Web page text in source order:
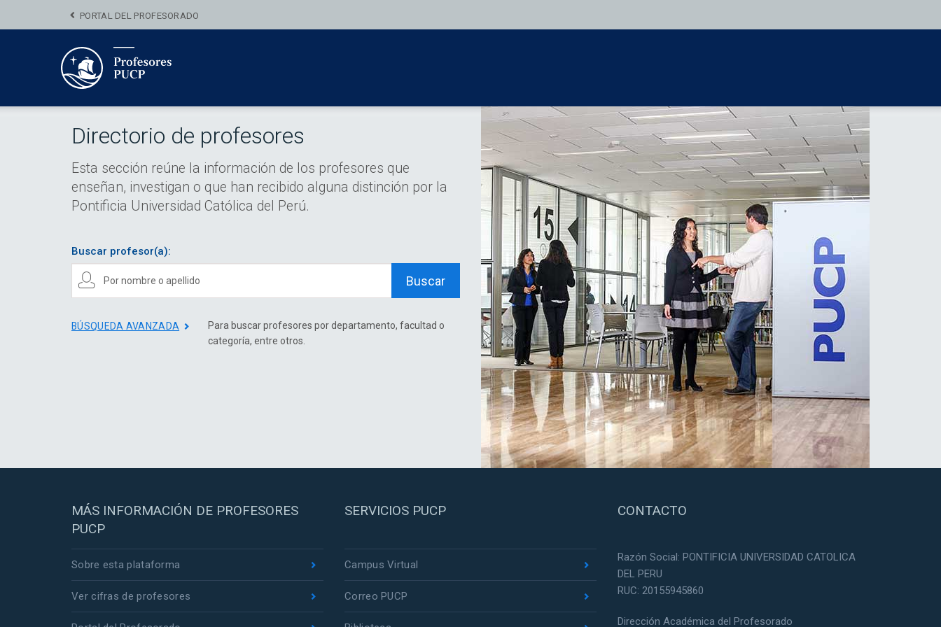
PORTAL DEL PROFESORADO
Directorio de profesores
Esta sección reúne la información de los profesores que
enseñan, investigan o que han recibido alguna distinción por la
Pontificia Universidad Católica del Perú.
Buscar profesor(a):
Buscar
BÚSQUEDA AVANZADA
Para buscar profesores por departamento, facultad o
categoría, entre otros.
MÁS INFORMACIÓN DE PROFESORES
PUCP
Sobre esta plataforma
Ver cifras de profesores
SERVICIOS PUCP
Campus Virtual
Correo PUCP
CONTACTO
Razón Social: PONTIFICIA UNIVERSIDAD CATOLICA
DEL PERU
RUC: 20155945860
Dirección Académica del Profesorado